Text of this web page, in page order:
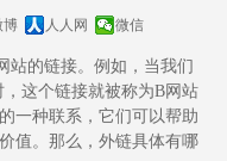
博 人人网 微信
站的链接。例如，当我们
这个链接就被称为B网站
一种联系，它们可以帮助
值。那么，外链具体有哪